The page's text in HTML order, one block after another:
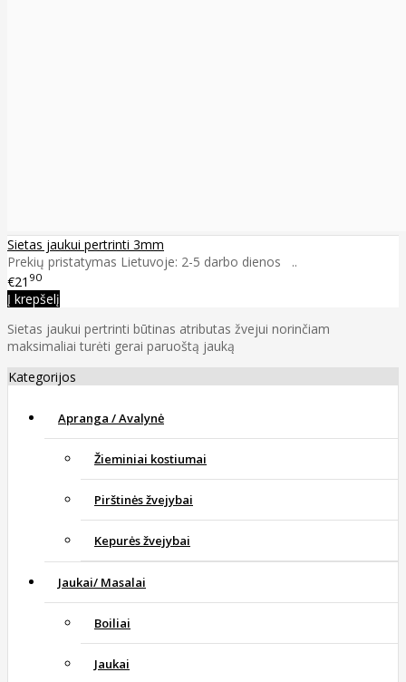
Sietas jaukui pertrinti 3mm
Prekių pristatymas Lietuvoje: 2-5 darbo dienos ..
€21 90
Į krepšelį
Sietas jaukui pertrinti būtinas atributas žvejui norinčiam
maksimaliai turėti gerai paruoštą jauką
Kategorijos
Apranga / Avalynė
Žieminiai kostiumai
Pirštinės žvejybai
Kepurės žvejybai
Jaukai/ Masalai
Boiliai
Jaukai